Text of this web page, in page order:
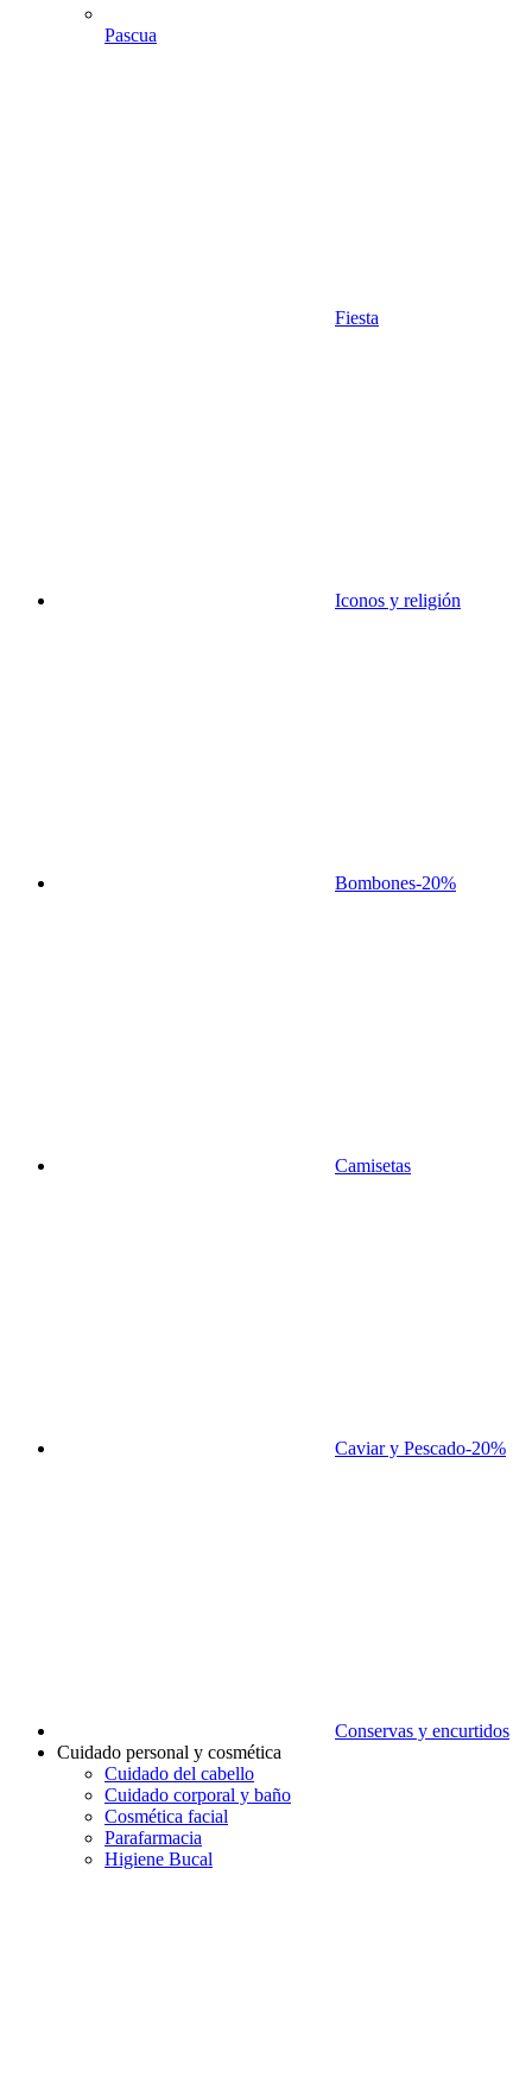
Pascua
Fiesta
Iconos y religión
Bombones-20%
Camisetas
Caviar y Pescado-20%
Conservas y encurtidos
Cuidado personal y cosmética
Cuidado del cabello
Cuidado corporal y baño
Cosmética facial
Parafarmacia
Higiene Bucal